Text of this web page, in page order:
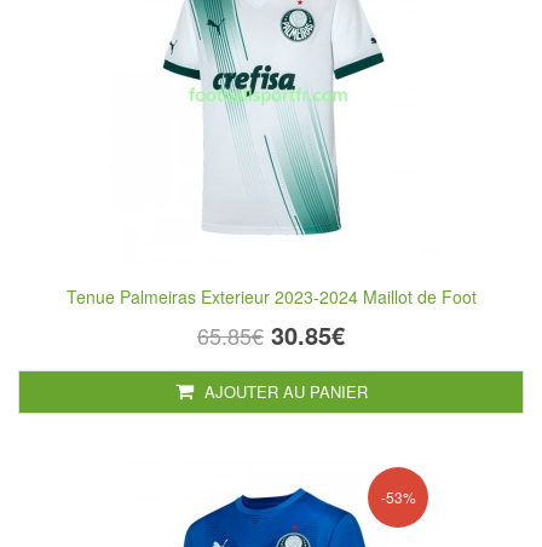
Tenue Palmeiras Exterieur 2023-2024 Maillot de Foot
65.85€ 30.85€
AJOUTER AU PANIER
-53%